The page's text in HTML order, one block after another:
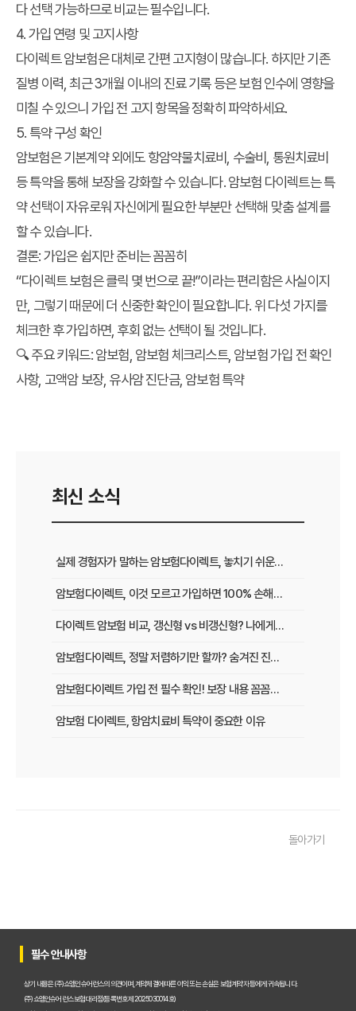
다 선택 가능하므로 비교는 필수입니다.
4. 가입 연령 및 고지사항
다이렉트 암보험은 대체로간편 고지형이 많습니다. 하지만 기존
질병 이력, 최근 3개월 이내의 진료 기록 등은보험 인수에 영향을
미칠 수 있으니 가입 전 고지 항목을 정확히 파악하세요.
5. 특약 구성 확인
암보험은 기본계약 외에도항암약물치료비, 수술비, 통원치료비
등 특약을 통해 보장을 강화할 수 있습니다.암보험 다이렉트는 특
약 선택이 자유로워 자신에게 필요한 부분만 선택해 맞춤 설계를
할 수 있습니다.
결론: 가입은 쉽지만 준비는 꼼꼼히
“다이렉트 보험은 클릭 몇 번으로 끝!”이라는 편리함은 사실이지
만, 그렇기 때문에 더 신중한 확인이 필요합니다. 위 다섯 가지를
체크한 후 가입하면, 후회 없는 선택이 될 것입니다.
🔍 주요 키워드:암보험, 암보험 체크리스트, 암보험 가입 전 확인
사항, 고액암 보장, 유사암 진단금, 암보험 특약
최신 소식
실제 경험자가 말하는 암보험다이렉트, 놓치기 쉬운 핵심 보장 총정리
암보험다이렉트, 이것 모르고 가입하면 100% 손해! 후회 없는 선택법
다이렉트 암보험 비교, 갱신형 vs 비갱신형? 나에게 맞는 최적의 선택은
암보험다이렉트, 정말 저렴하기만 할까? 숨겨진 진실과 현명한 가입 전략
암보험다이렉트 가입 전 필수 확인! 보장 내용 꼼꼼히 따져보는 5가지 팁
암보험 다이렉트, 항암치료비 특약이 중요한 이유
암보험 다이렉트, 고령자도 가입할 수 있을까?
돌아가기
필수 안내사항
상기 내용은 (주)쇼엠인슈어런스의 의견이며, 계약체결에 따른 이익 또는 손실은 보험계약자 등에게 귀속됩니다.
(주)쇼엠인슈어런스 보험대리점(등록번호 제2025030014호)